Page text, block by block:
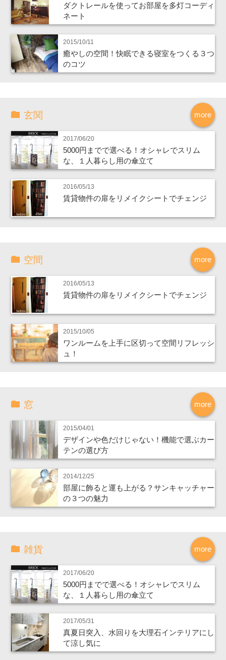
ダクトレールを使ってお部屋を多灯コーディ
ネート
2015/10/11
癒やしの空間！快眠できる寝室をつくる３つ
のコツ
more
玄関
2017/06/20
5000円までで選べる！オシャレでスリム
な、１人暮らし用の傘立て
2016/05/13
賃貸物件の扉をリメイクシートでチェンジ
more
空間
2016/05/13
賃貸物件の扉をリメイクシートでチェンジ
2015/10/05
ワンルームを上手に区切って空間リフレッシ
ュ！
more
窓
2015/04/01
デザインや色だけじゃない！機能で選ぶカー
テンの選び方
2014/12/25
部屋に飾ると運も上がる？サンキャッチャー
の３つの魅力
more
雑貨
2017/06/20
5000円までで選べる！オシャレでスリム
な、１人暮らし用の傘立て
2017/05/31
真夏日突入、水回りを大理石インテリアにし
て涼し気に